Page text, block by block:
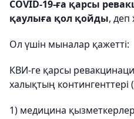
COVID-19-ға қарсы
қаулыға қол қойды, деп
Ол үшін мыналар қажетті:
КВИ-ге қарсы
халықтың контингенттері
1) медицина